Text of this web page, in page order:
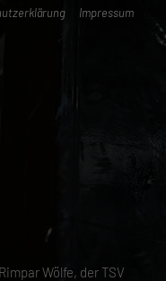
Impressum
Wölfe, der TSV